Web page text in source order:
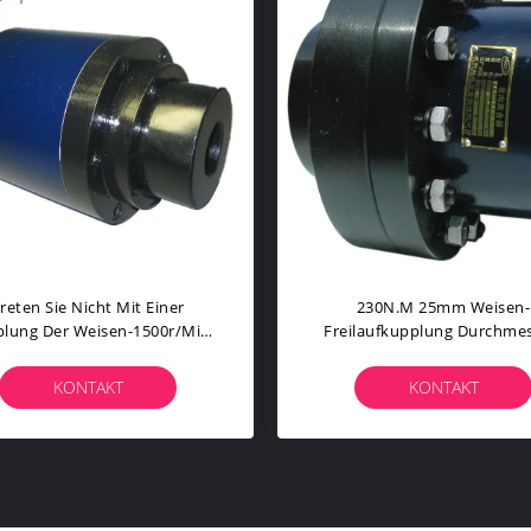
146mm Länge 580N.M
Sprag Clutch,
KONTAKT
CKL-B 1500r/Min 6500N.M
Way Overrunning
KONTAKT